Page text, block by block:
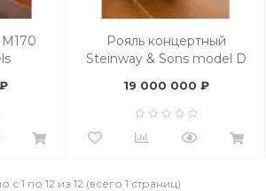
Рояль концертный
Steinway & Sons model D
19 000 000 ₽
с 1 по 12 из 12 (всего 1 страниц)